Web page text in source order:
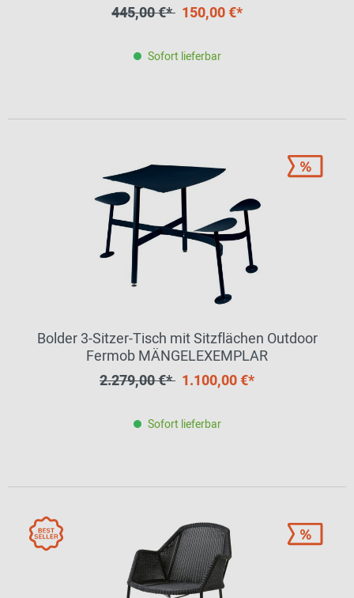
445,00 €* 150,00 €*
Sofort lieferbar
Bolder 3-Sitzer-Tisch mit Sitzflächen Outdoor
Fermob MÄNGELEXEMPLAR
2.279,00 €* 1.100,00 €*
Sofort lieferbar